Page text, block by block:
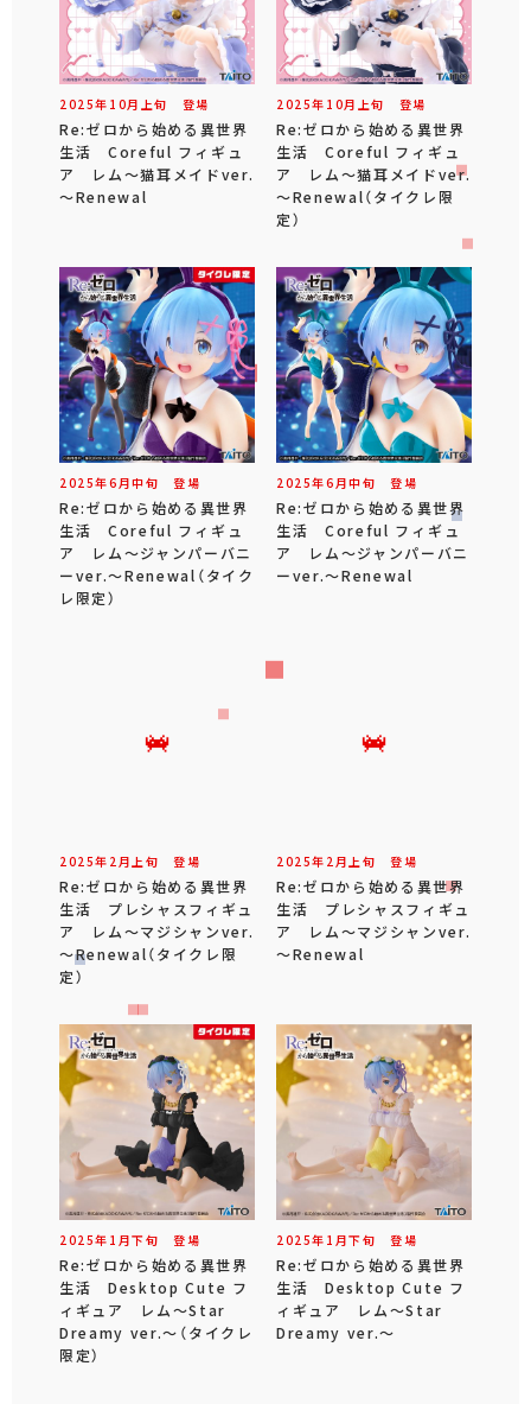
2025年 10月 上旬 登場
Re:ゼロから始める異世界
生活 Coreful フィギュ
ア レム～猫耳メイドver.
～Renewal
2025年 10月 上旬 登場
Re:ゼロから始める異世界
生活 Coreful フィギュ
ア レム～猫耳メイドver.
～Renewal（タイクレ限
定）
2025年6 月中旬 登場
Re:ゼロから始める異世界
生活 Coreful フィギュ
ア レム～ジャンパーバニ
ーver.～Renewal（タイク
レ限定）
2025年6 月中旬 登場
Re:ゼロから始める異世界
生活 Coreful フィギュ
ア レム～ジャンパーバニ
ーver.～Renewal
2025年 2 月 上旬 登場
Re:ゼロから始める異世界
生活 プレシャスフィギュ
ア レム～マジシャンver.
～Renewal（タイクレ限
定）
2025年 2 月 上旬 登場
Re:ゼロから始める異世界
生活 プレシャスフィギュ
ア レム～マジシャンver.
～Renewal
2025年 1 月下旬 登場
Re:ゼロから始める異世界
生活 Desktop Cute フ
ィギュア レム～Star
Dreamy ver.～（タイクレ
限定）
2025年 1 月下旬 登場
Re:ゼロから始める異世界
生活 Desktop Cute フ
ィギュア レム～Star
Dreamy ver.～